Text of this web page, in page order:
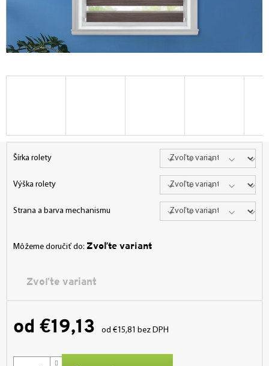
od €19,13 od €15,81 bez DPH
cena:
Šírka rolety
Výška rolety
Strana a barva mechanismu
Môžeme doručiť do: Zvoľte variant
Zvoľte variant